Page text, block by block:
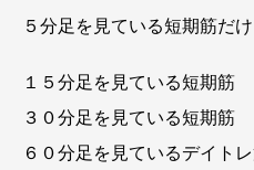
５分足を見ている短期筋だけ
１５分足を見ている短期筋
３０分足を見ている短期筋
６０分足を見ているデイト